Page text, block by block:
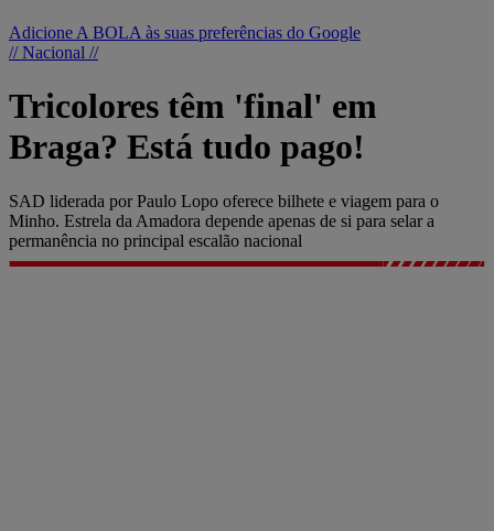
Adicione A BOLA às suas preferências do Google
// Nacional //
Tricolores têm 'final' em
Braga? Está tudo pago!
SAD liderada por Paulo Lopo oferece bilhete e viagem para o
Minho. Estrela da Amadora depende apenas de si para selar a
permanência no principal escalão nacional